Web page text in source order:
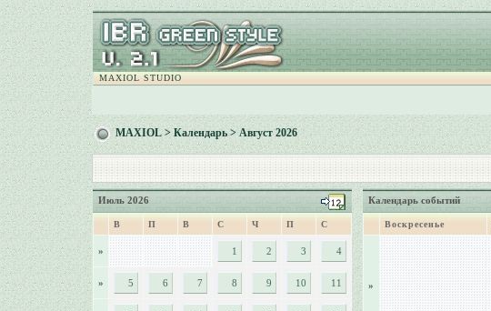
MAXIOL STUDIO
MAXIOL>Календарь> Август 2026
Июль 2026
В П В С Ч П С
» 1 2 3 4
» 5 6 7 8 9 10 11
Календарь событий
Воскресенье
»